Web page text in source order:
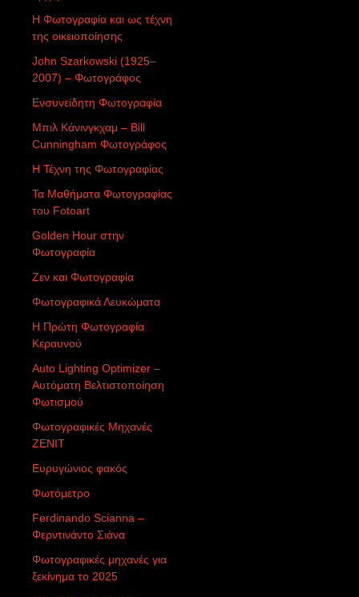
Η Φωτογραφία και ως τέχνη
της οικειοποίησης
John Szarkowski (1925–
2007) – Φωτογράφος
Ενσυνείδητη Φωτογραφία
Μπιλ Κάνινγκχαμ – Bill
Cunningham Φωτογράφος
Η Τέχνη της Φωτογραφίας
Τα Μαθήματα Φωτογραφίας
του Fotoart
Golden Hour στην
Φωτογραφία
Ζεν και Φωτογραφία
Φωτογραφικά Λευκώματα
Η Πρώτη Φωτογραφία
Κεραυνού
Auto Lighting Optimizer –
Αυτόματη Βελτιστοποίηση
Φωτισμού
Φωτογραφικές Μηχανές
ZENIT
Ευρυγώνιος φακός
Φωτόμετρο
Ferdinando Scianna –
Φερντινάντο Σιάνα
Φωτογραφικές μηχανές για
ξεκίνημα το 2025